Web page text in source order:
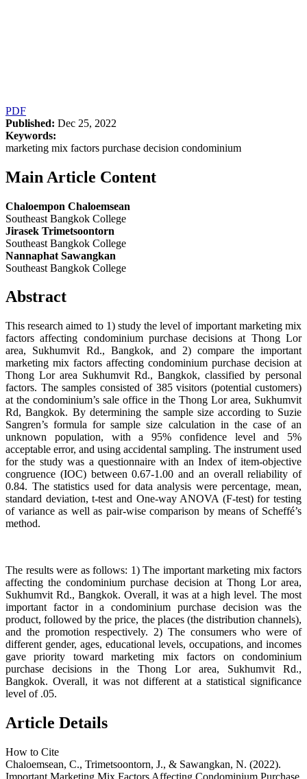
PDF
Published: Dec 25, 2022
Keywords:
marketing mix factors purchase decision condominium
Main Article Content
Chaloempon Chaloemsean
Southeast Bangkok College
Jirasek Trimetsoontorn
Southeast Bangkok College
Nannaphat Sawangkan
Southeast Bangkok College
Abstract
This research aimed to 1) study the level of important marketing mix
factors affecting condominium purchase decisions at Thong Lor
area, Sukhumvit Rd., Bangkok, and 2) compare the important
marketing mix factors affecting condominium purchase decision at
Thong Lor area Sukhumvit Rd., Bangkok, classified by personal
factors. The samples consisted of 385 visitors (potential customers)
at the condominium’s sale office in the Thong Lor area, Sukhumvit
Rd, Bangkok. By determining the sample size according to Suzie
Sangren’s formula for sample size calculation in the case of an
unknown population, with a 95% confidence level and 5%
acceptable error, and using accidental sampling. The instrument used
for the study was a questionnaire with an Index of item-objective
congruence (IOC) between 0.67-1.00 and an overall reliability of
0.84. The statistics used for data analysis were percentage, mean,
standard deviation, t-test and One-way ANOVA (F-test) for testing
of variance as well as pair-wise comparison by means of Scheffé’s
method.
The results were as follows: 1) The important marketing mix factors
affecting the condominium purchase decision at Thong Lor area,
Sukhumvit Rd., Bangkok. Overall, it was at a high level. The most
important factor in a condominium purchase decision was the
product, followed by the price, the places (the distribution channels),
and the promotion respectively. 2) The consumers who were of
different gender, ages, educational levels, occupations, and incomes
gave priority toward marketing mix factors on condominium
purchase decisions in the Thong Lor area, Sukhumvit Rd.,
Bangkok. Overall, it was not different at a statistical significance
level of .05.
Article Details
How to Cite
Chaloemsean, C., Trimetsoontorn, J., & Sawangkan, N. (2022).